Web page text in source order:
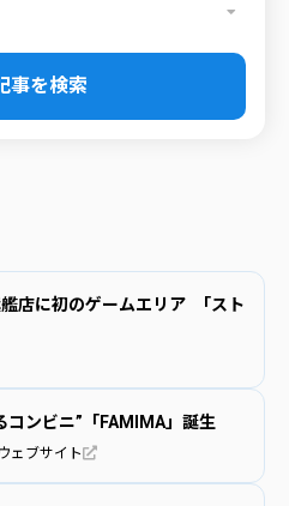
事を検索
店に初のゲームエリア ｢スト
コンビニ”「FAMIMA」誕生
ェブサイト